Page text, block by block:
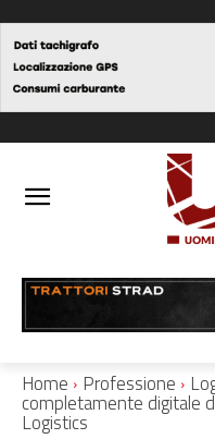
Home Professione
completamente digitale
Logistics